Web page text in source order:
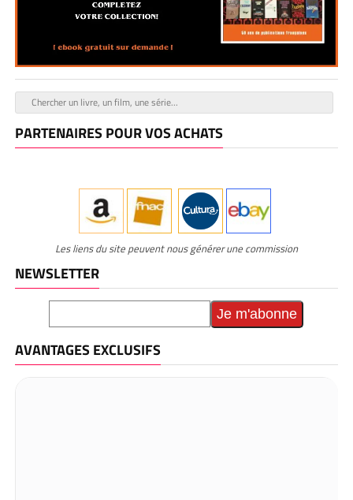
PARTENAIRES POUR VOS ACHATS
Les liens du site peuvent nous générer une commission
NEWSLETTER
AVANTAGES EXCLUSIFS